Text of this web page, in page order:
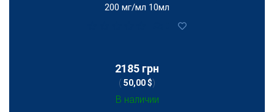
200 мг/мл 10мл
2185 грн
( 50,00 $)
В наличии